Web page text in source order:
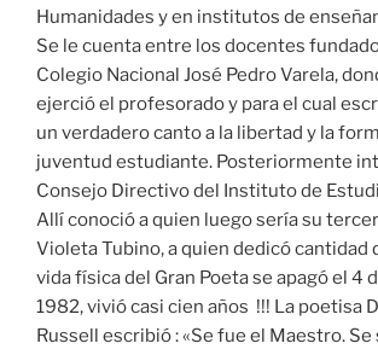
Humanidades y en institutos de
Se le cuenta entre los docentes
Colegio Nacional José Pedro Varela,
ejerció el profesorado y para el cual
un verdadero canto a la libertad y la
juventud estudiante. Posteriormente
Consejo Directivo del Instituto de
Allí conoció a quien luego sería su
Violeta Tubino, a quien dedicó cantidad
vida física del Gran Poeta se apagó el 4
1982, vivió casi cien años !!! La poetisa
Russell escribió : «Se fue el Maestro.